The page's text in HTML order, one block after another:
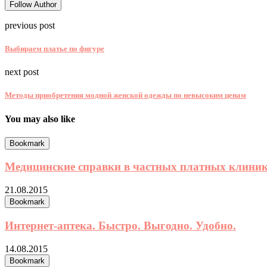
Follow Author
previous post
Выбираем платье по фигуре
next post
Методы приобретения модной женской одежды по невысоким ценам
You may also like
Bookmark
Медицинские справки в частных платных
21.08.2015
Bookmark
Интернет-аптека. Быстро. Выгодно. Удобно.
14.08.2015
Bookmark